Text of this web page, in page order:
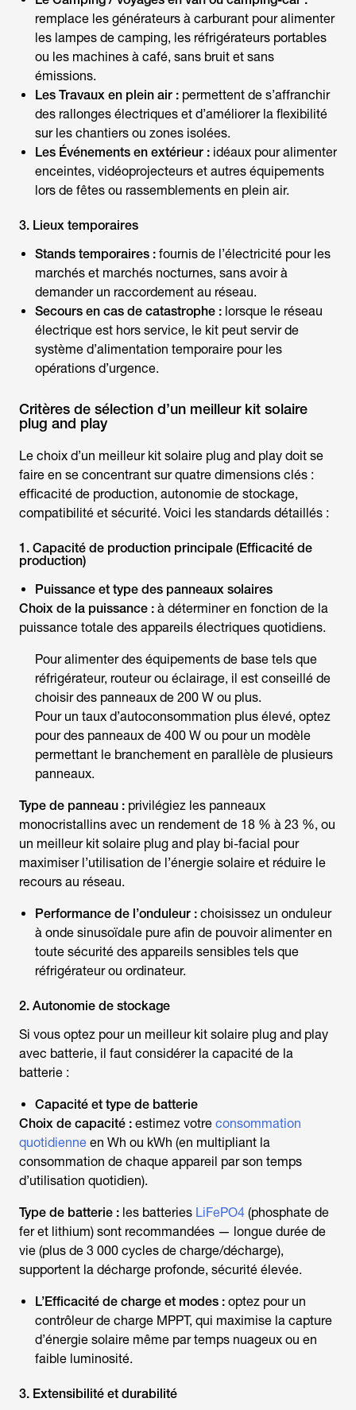
remplace les générateurs à carburant pour alimenter
les lampes de camping, les réfrigérateurs portables
ou les machines à café, sans bruit et sans
émissions.
Les Travaux en plein air : permettent de s’affranchir
des rallonges électriques et d’améliorer la flexibilité
sur les chantiers ou zones isolées.
Les Événements en extérieur : idéaux pour alimenter
enceintes, vidéoprojecteurs et autres équipements
lors de fêtes ou rassemblements en plein air.
3. Lieux temporaires
Stands temporaires : fournis de l’électricité pour les
marchés et marchés nocturnes, sans avoir à
demander un raccordement au réseau.
Secours en cas de catastrophe : lorsque le réseau
électrique est hors service, le kit peut servir de
système d’alimentation temporaire pour les
opérations d’urgence.
Critères de sélection d’un meilleur kit solaire
plug and play
Le choix d’un meilleur kit solaire plug and play doit se
faire en se concentrant sur quatre dimensions clés :
efficacité de production, autonomie de stockage,
compatibilité et sécurité. Voici les standards détaillés :
1. Capacité de production principale (Efficacité de
production)
Puissance et type des panneaux solaires
Choix de la puissance : à déterminer en fonction de la
puissance totale des appareils électriques quotidiens.
Pour alimenter des équipements de base tels que
réfrigérateur, routeur ou éclairage, il est conseillé de
choisir des panneaux de 200 W ou plus.
Pour un taux d’autoconsommation plus élevé, optez
pour des panneaux de 400 W ou pour un modèle
permettant le branchement en parallèle de plusieurs
panneaux.
Type de panneau : privilégiez les panneaux
monocristallins avec un rendement de 18 % à 23 %, ou
un meilleur kit solaire plug and play bi-facial pour
maximiser l’utilisation de l’énergie solaire et réduire le
recours au réseau.
Performance de l’onduleur : choisissez un onduleur
à onde sinusoïdale pure afin de pouvoir alimenter en
toute sécurité des appareils sensibles tels que
réfrigérateur ou ordinateur.
2. Autonomie de stockage
Si vous optez pour un meilleur kit solaire plug and play
avec batterie, il faut considérer la capacité de la
batterie :
Capacité et type de batterie
Choix de capacité : estimez votre consommation
quotidienne en Wh ou kWh (en multipliant la
consommation de chaque appareil par son temps
d’utilisation quotidien).
Type de batterie : les batteries LiFePO4 (phosphate de
fer et lithium) sont recommandées — longue durée de
vie (plus de 3 000 cycles de charge/décharge),
supportent la décharge profonde, sécurité élevée.
L’Efficacité de charge et modes : optez pour un
contrôleur de charge MPPT, qui maximise la capture
d’énergie solaire même par temps nuageux ou en
faible luminosité.
3. Extensibilité et durabilité